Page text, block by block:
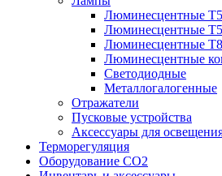
Люминесцентные T5
Люминесцентные
Люминесцентные T8
Люминесцентные
Светодиодные
Металлогалогенные
Отражатели
Пусковые устройства
Аксессуары для
Терморегуляция
Оборудование CO2